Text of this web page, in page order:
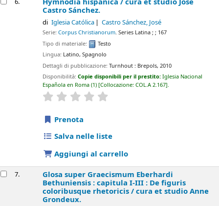
6.
Castro Sánchez.
di Iglesia Católica Castro Sánchez, José
Serie:Corpus Christianorum. Series Latina ; ; 167
Tipo di materiale:
Testo
Lingua: Latino,Spagnolo
Dettagli di pubblicazione:Turnhout : Brepols, 2010
Disponibilità:Copie disponibili per il prestito:Iglesia Nacional
Española en Roma (1) Collocazione:COL.A 2.167 .
star rating
Prenota
Salva nelle liste
Aggiungi al carrello
7. Glosa super Graecismum Eberhardi
Bethuniensis : capitula I-III : De figuris
coloribusque rhetoricis /cura et studio Anne
Grondeux.